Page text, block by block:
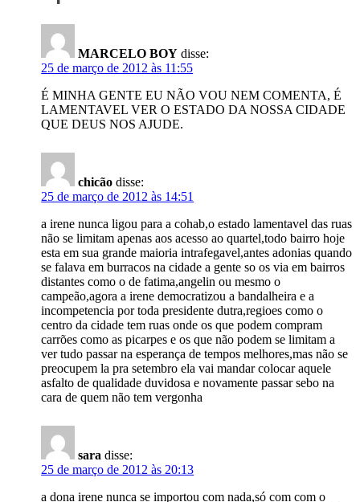
MARCELO BOY disse:
25 de março de 2012 às 11:55
É MINHA GENTE EU NÃO VOU NEM COMENTA, É
LAMENTAVEL VER O ESTADO DA NOSSA CIDADE
QUE DEUS NOS AJUDE.
chicão disse:
25 de março de 2012 às 14:51
a irene nunca ligou para a cohab,o estado lamentavel das ruas
não se limitam apenas aos acesso ao quartel,todo bairro hoje
esta em sua grande maioria intrafegavel,antes adonias quando
se falava em burracos na cidade a gente so os via em bairros
distantes como o de fatima,angelin ou mesmo o
campeão,agora a irene democratizou a bandalheira e a
incompetencia por toda presidente dutra,regioes como o
centro da cidade tem ruas onde os que podem compram
carrões como as picarpes e os que não podem se limitam a
ver tudo passar na esperança de tempos melhores,mas não se
preocupem la pra setembro ela vai mandar colocar aquele
asfalto de qualidade duvidosa e novamente passar sebo na
cara de quem não tem vergonha
sara disse:
25 de março de 2012 às 20:13
a dona irene nunca se importou com nada,só com com o